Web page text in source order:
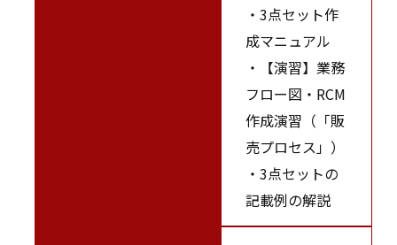
・3点セット作
成マニュアル
・【演習】業務
フロー図・RCM
作成演習（「販
売プロセス」）
・3点セットの
記載例の解説